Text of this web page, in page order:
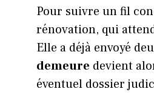
Pour suivre un fil
rénovation, qui
Elle a déjà envoyé
demeure devient
éventuel dossier